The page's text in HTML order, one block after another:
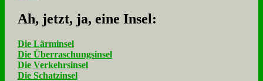
Ah, jetzt, ja, ei­ne In­sel:
Die Lärminsel
Die Überraschungsinsel
Die Verkehrsinsel
Die Schatzinsel